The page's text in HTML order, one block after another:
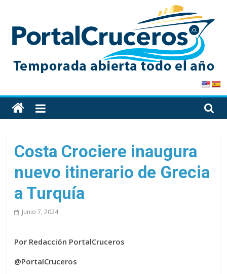
content
PortalCruceros
Toda
la
de
cruceros
en
un
solo
Costa Crociere inaugura
nuevo itinerario de Grecia
a Turquía
Junio 7, 2024
Por Redacción PortalCruceros
@PortalCruceros